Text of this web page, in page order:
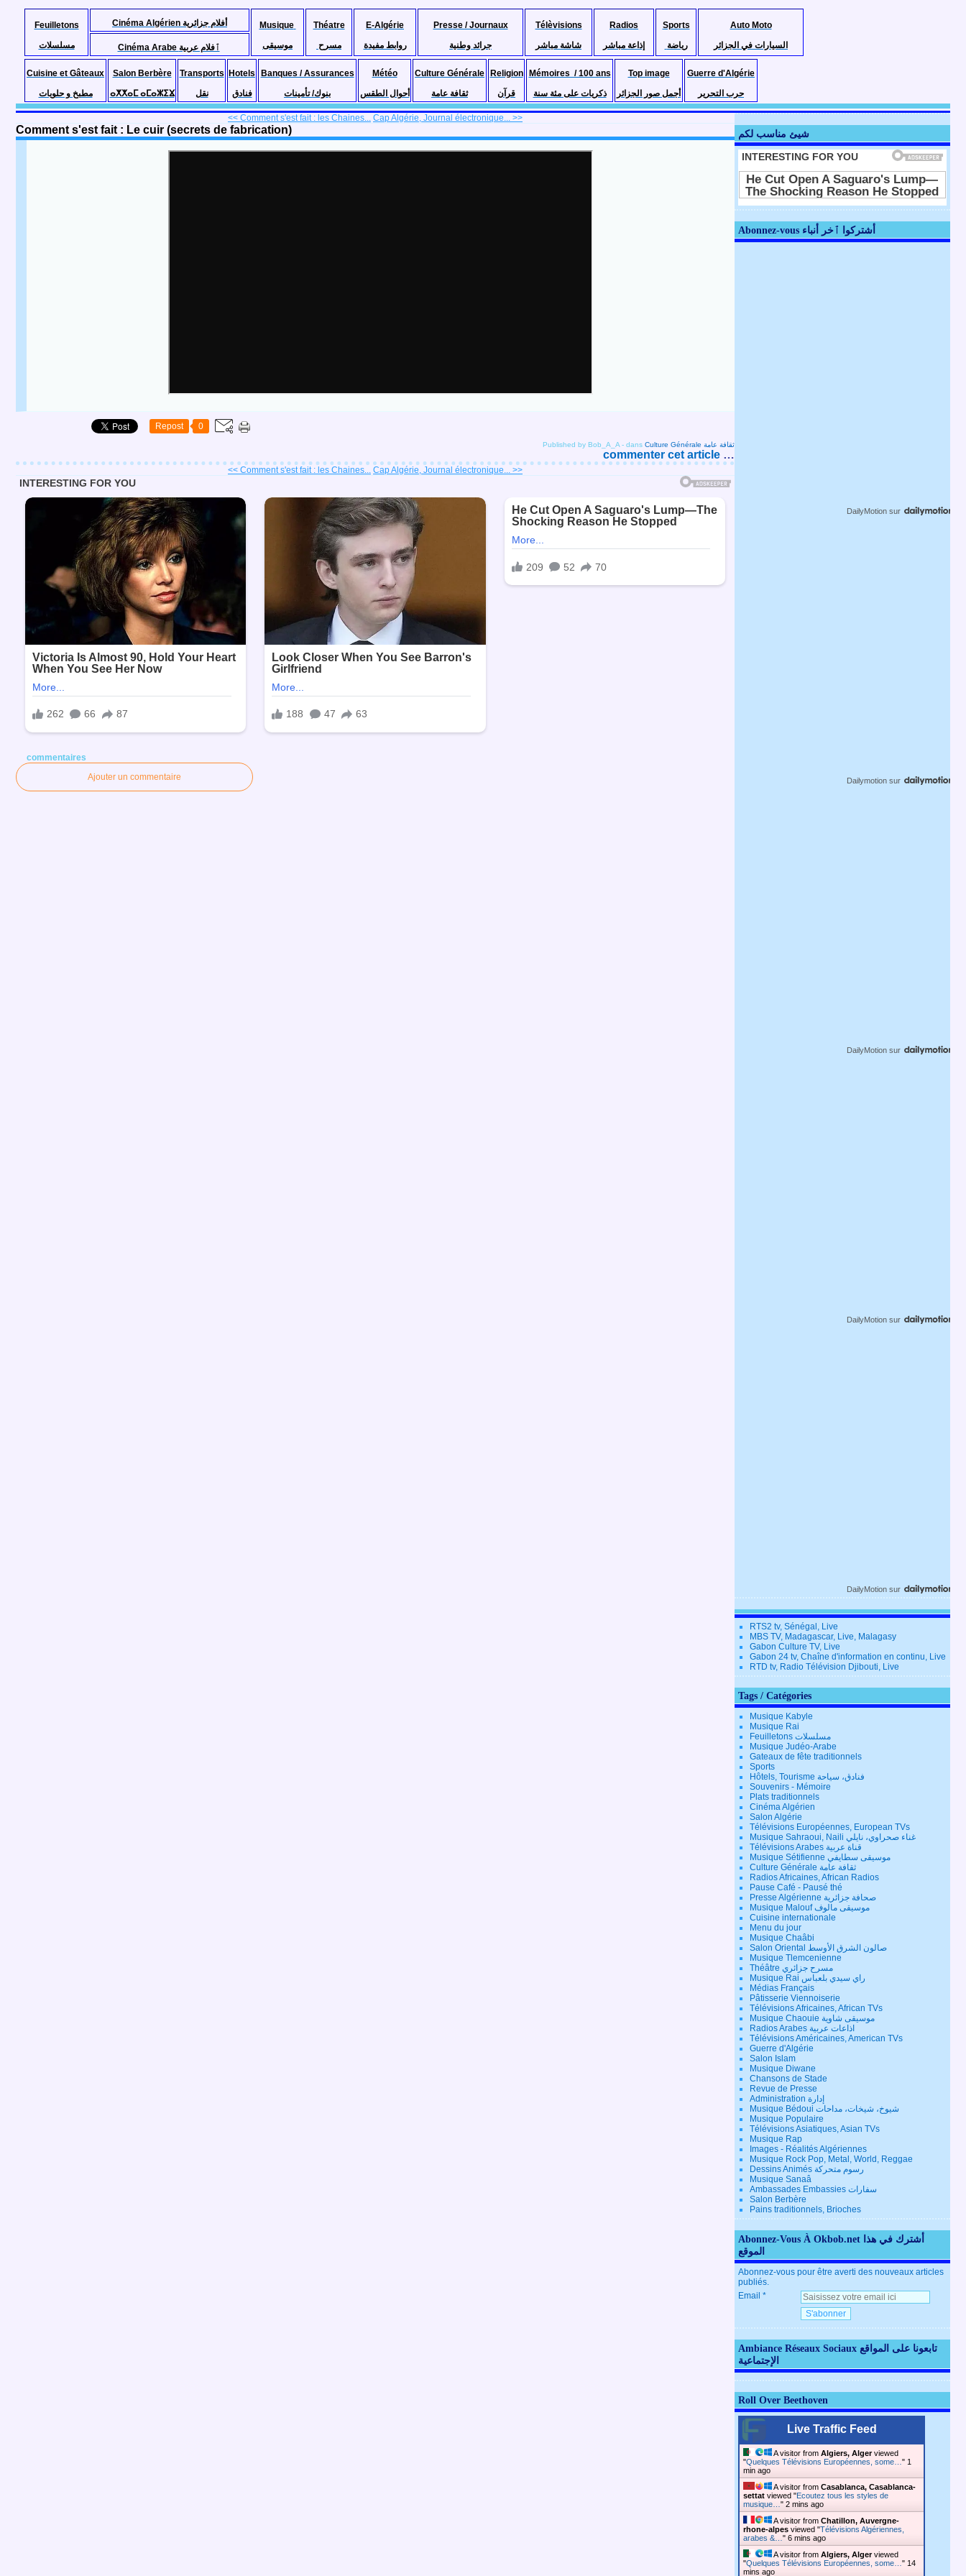
Feuilletons
مسلسلات
Cinéma Algérien أفلام جزائرية
Musique
موسيقى
Théatre
مسرح
E-Algérie
روابط مفيدة
Presse / Journaux
جرائد وطنية
Télèvisions
شاشة مباشر
Radios
إذاعة مباشر
Sports
رياضة
Auto Moto
السيارات في الجزائر
Cinéma Arabe ٱفلام عربية
Cuisine et Gâteaux
مطبخ و حلويات
Salon Berbère
ⴰⵅⵅⴰⵎ ⴰⵎⴰⵣⵉⴴ
Transports
نقل
Hotels
فنادق
Banques / Assurances
بنوك/ تأمينات
Météo
أحوال الطقس
Culture Générale
ثقافة عامة
Religion
قرآن
Mémoires / 100 ans
ذكريات على مئة سنة
Top image
أجمل صور الجزائر
Guerre d'Algérie
حرب التحرير
<< Comment s'est fait : les Chaines... Cap Algérie, Journal électronique... >>
Comment s'est fait : Le cuir (secrets de fabrication)
Repost 0
Published by Bob_A_A - dans Culture Générale ثقافة عامة
commenter cet article …
<< Comment s'est fait : les Chaines... Cap Algérie, Journal électronique... >>
commentaires
Ajouter un commentaire
شيئ مناسب لكم
Abonnez-vous أشتركوا ٱخر أنباء
DailyMotion sur
Dailymotion sur
DailyMotion sur
DailyMotion sur
DailyMotion sur
RTS2 tv, Sénégal, Live
MBS TV, Madagascar, Live, Malagasy
Gabon Culture TV, Live
Gabon 24 tv, Chaîne d'information en continu, Live
RTD tv, Radio Télévision Djibouti, Live
Tags / Catégories
Musique Kabyle
Musique Rai
Feuilletons مسلسلات
Musique Judéo-Arabe
Gateaux de fête traditionnels
Sports
Hôtels, Tourisme فنادق، سياحة
Souvenirs - Mémoire
Plats traditionnels
Cinéma Algérien
Salon Algérie
Télévisions Européennes, European TVs
Musique Sahraoui, Naili غناء صحراوي، نايلي
Télévisions Arabes قناة عربية
Musique Sétifienne موسيقى سطايفي
Culture Générale ثقافة عامة
Radios Africaines, African Radios
Pause Café - Pausé thé
Presse Algérienne صحافة جزائرية
Musique Malouf موسيقى مالوف
Cuisine internationale
Menu du jour
Musique Chaâbi
Salon Oriental صالون الشرق الأوسط
Musique Tlemcenienne
Théâtre مسرح جزائري
Musique Rai راي سيدي بلعباس
Médias Français
Pâtisserie Viennoiserie
Télévisions Africaines, African TVs
Musique Chaouie موسيقى شاوية
Radios Arabes اذاعات عربية
Télévisions Américaines, American TVs
Guerre d'Algérie
Salon Islam
Musique Diwane
Chansons de Stade
Revue de Presse
Administration إدارة
Musique Bédoui شيوخ، شيخات، مداحات
Musique Populaire
Télévisions Asiatiques, Asian TVs
Musique Rap
Images - Réalités Algériennes
Musique Rock Pop, Metal, World, Reggae
Dessins Animés رسوم متحركة
Musique Sanaâ
Ambassades Embassies سفارات
Salon Berbère
Pains traditionnels, Brioches
Abonnez-Vous À Okbob.net أشترك في هذا
الموقع
Abonnez-vous pour être averti des nouveaux articles
publiés.
Email
Ambiance Réseaux Sociaux تابعونا على المواقع
الإجتماعية
Roll Over Beethoven
Live Traffic Feed
A visitor from Algiers, Algerviewed
"Quelques Télévisions Européennes, some… " 1
min ago
A visitor from Casablanca, Casablanca-
settat viewed "Ecoutez tous les styles de
musique… " 2 mins ago
A visitor from Chatillon, Auvergne-
rhone-alpes viewed "Télévisions Algériennes,
arabes &… " 6 mins ago
A visitor from Algiers, Algerviewed
"Quelques Télévisions Européennes, some… " 14
mins ago